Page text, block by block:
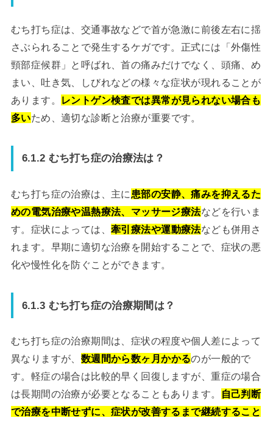
むち打ち症は、交通事故などで首が急激に前後左右に揺
さぶられることで発生するケガです。正式には「外傷性
頸部症候群」と呼ばれ、首の痛みだけでなく、頭痛、め
まい、吐き気、しびれなどの様々な症状が現れることが
あります。
レントゲン検査では異常が見られない場合も
多いため、適切な診断と治療が重要です。
6.1.2 むち打ち症の治療法は？
むち打ち症の治療は、主に 患部の安静、痛みを抑えるた
めの電気治療や温熱療法、マッサージ療法などを行いま
す。症状によっては、牽引療法や運動療法なども併用さ
れます。早期に適切な治療を開始することで、症状の悪
化や慢性化を防ぐことができます。
6.1.3 むち打ち症の治療期間は？
むち打ち症の治療期間は、症状の程度や個人差によって
異なりますが、 数週間から数ヶ月かかるのが一般的で
す。軽症の場合は比較的早く回復しますが、重症の場合
は長期間の治療が必要となることもあります。
自己判断
で治療を中断せずに、症状が改善するまで継続すること